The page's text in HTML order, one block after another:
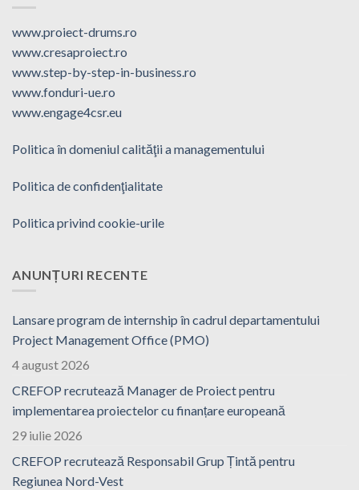
www.proiect-drums.ro
www.cresaproiect.ro
www.step-by-step-in-business.ro
www.fonduri-ue.ro
www.engage4csr.eu
Politica în domeniul calităţii a managementului
Politica de confidenţialitate
Politica privind cookie-urile
ANUNȚURI RECENTE
Lansare program de internship în cadrul departamentului
Project Management Office (PMO)
4 august 2026
CREFOP recrutează Manager de Proiect pentru
implementarea proiectelor cu finanțare europeană
29 iulie 2026
CREFOP recrutează Responsabil Grup Țintă pentru
Regiunea Nord-Vest